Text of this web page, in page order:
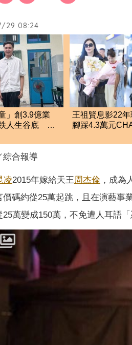
29 08:24
」創3.9億業
人生谷底 日
王祖賢息影22年
腳踩4.3萬元
綜合報導
凌2015年嫁給天王周杰倫 ，成為
價碼約從25萬起跳，且在演藝事
25萬變成150萬，不免遭人耳語「